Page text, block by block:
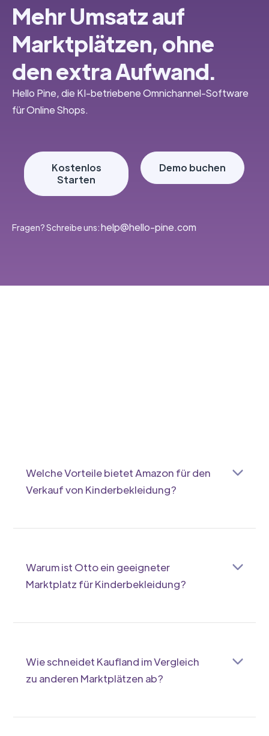
Mehr Umsatz auf
Marktplätzen, ohne
den extra Aufwand.
Hello Pine, die KI-betriebene Omnichannel-Software
für Online Shops.
Kostenlos
Starten
Demo buchen
Fragen? Schreibe uns:‭help@hello-pine.com
Welche Vorteile bietet Amazon für den
Verkauf von Kinderbekleidung?
Logistik. So erreichst du viele Kunden und kannst
schnell wachsen wollen.
Warum ist Otto ein geeigneter
Marktplatz für Kinderbekleidung?
Kundenstamm und gezielter Ansprache von
breiten Sortiment an Kinderbekleidung.
Wie schneidet Kaufland im Vergleich
zu anderen Marktplätzen ab?
Lebensmittel- und Non-Food-Bereich. Für